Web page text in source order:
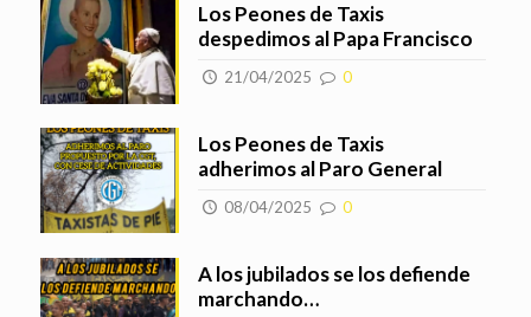
Los Peones de Taxis
despedimos al Papa Francisco
21/04/2025 0
Los Peones de Taxis
adherimos al Paro General
08/04/2025 0
A los jubilados se los defiende
marchando…